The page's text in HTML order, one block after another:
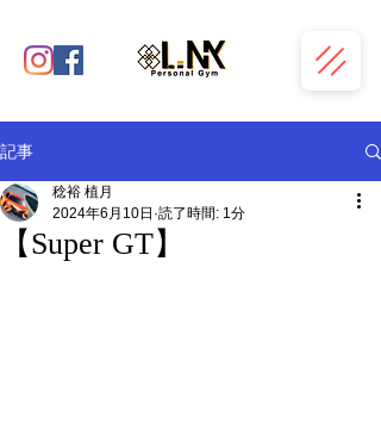
記事
【Super GT】
稔裕 植月
2024年6月10日 読了時間: 1分